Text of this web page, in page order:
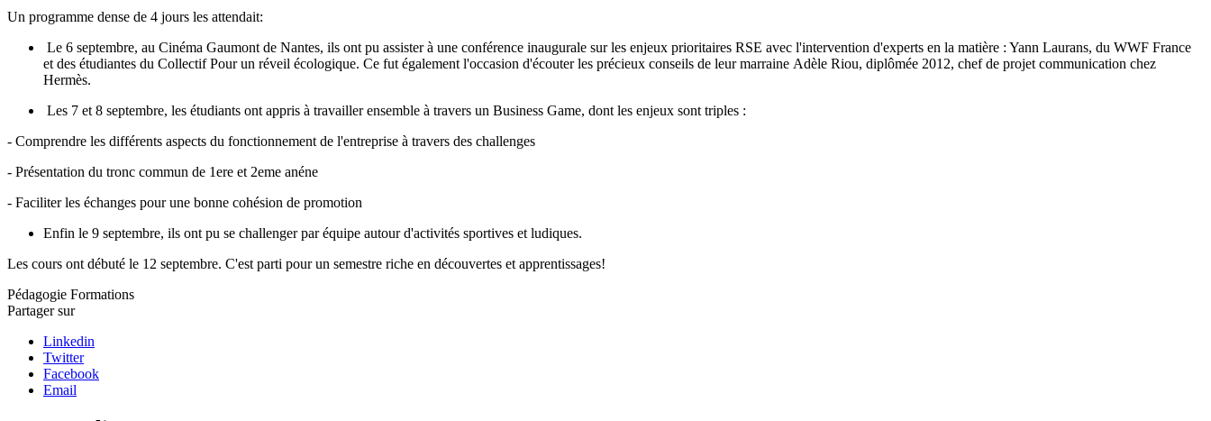
Un programme dense de 4 jours les attendait:
Le 6 septembre, au Cinéma Gaumont de Nantes, ils ont pu assister à une conférence inaugurale sur les enjeux prioritaires RSE avec l'intervention d'experts en la matière : Yann Laurans, du WWF France
et des étudiantes du Collectif Pour un réveil écologique. Ce fut également l'occasion d'écouter les précieux conseils de leur marraine Adèle Riou, diplômée 2012, chef de projet communication chez
Hermès.
Les 7 et 8 septembre, les étudiants ont appris à travailler ensemble à travers un Business Game, dont les enjeux sont triples :
- Comprendre les différents aspects du fonctionnement de l'entreprise à travers des challenges
- Présentation du tronc commun de 1ere et 2eme anéne
- Faciliter les échanges pour une bonne cohésion de promotion
Enfin le 9 septembre, ils ont pu se challenger par équipe autour d'activités sportives et ludiques.
Les cours ont débuté le 12 septembre. C'est parti pour un semestre riche en découvertes et apprentissages!
Pédagogie Formations
Partager sur
Linkedin
Twitter
Facebook
Email